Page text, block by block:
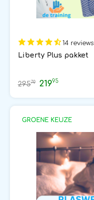
14 reviews
Liberty Plus pakket
29570 21995
GROENE KEUZE